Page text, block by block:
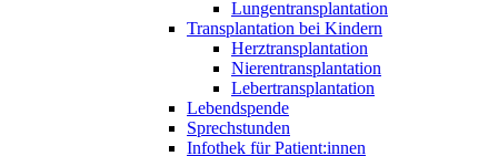
Lungentransplantation
Transplantation bei Kindern
Herztransplantation
Nierentransplantation
Lebertransplantation
Lebendspende
Sprechstunden
Infothek für Patient:innen